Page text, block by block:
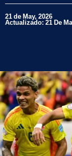
21 de May, 2026
Actualizado: 21 De